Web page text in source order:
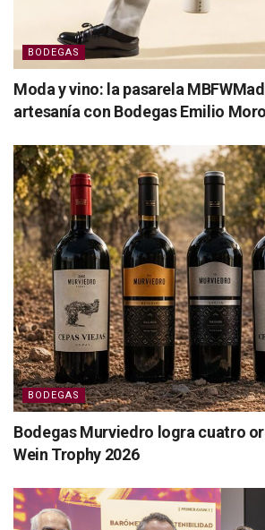
BODEGAS
Moda y vino: la pasarela
artesanía con Bodegas Emilio
BODEGAS
Bodegas Murviedro logra cuatro
Wein Trophy 2026